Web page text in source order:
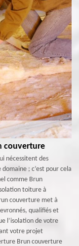
couverture
nécessitent des
; c’est pour cela
comme Brun
toiture à
couverture met à
qualifiés et
l’isolation de votre
votre projet
Brun couverture